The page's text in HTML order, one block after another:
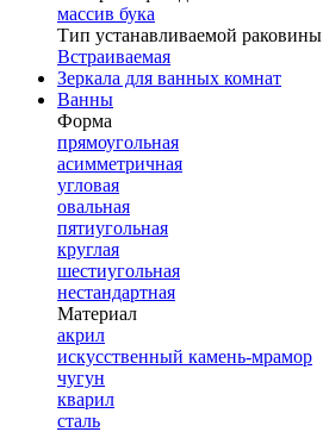
массив бука
Тип устанавливаемой раковины
Встраиваемая
Зеркала для ванных комнат
Ванны
Форма
прямоугольная
асимметричная
угловая
овальная
пятиугольная
круглая
шестиугольная
нестандартная
Материал
акрил
искусственный камень-мрамор
чугун
кварил
сталь